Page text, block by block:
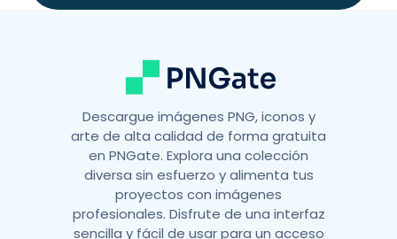
Descargue imágenes PNG, iconos y
arte de alta calidad de forma gratuita
en PNGate. Explora una colección
diversa sin esfuerzo y alimenta tus
proyectos con imágenes
profesionales. Disfrute de una interfaz
sencilla y fácil de usar para un acceso